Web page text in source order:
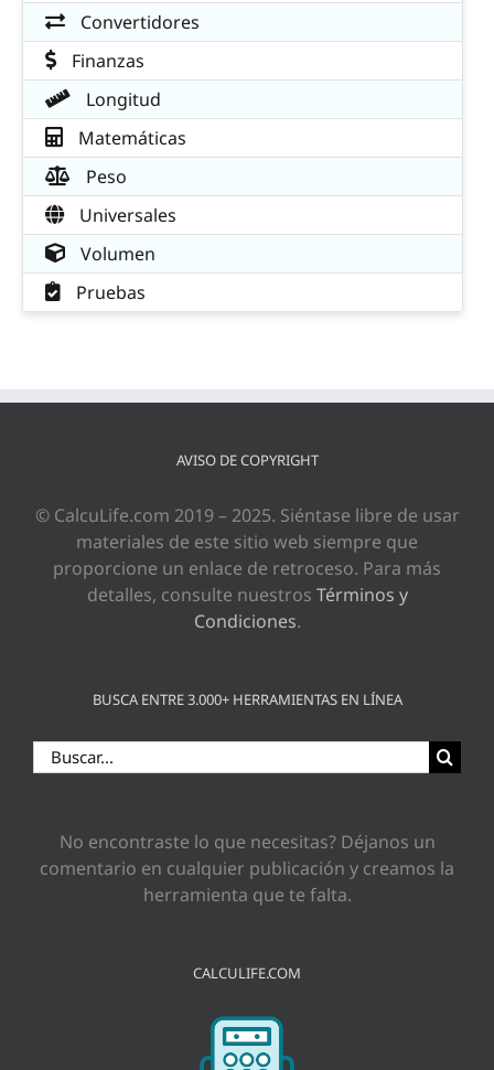
Convertidores
Finanzas
Longitud
Matemáticas
Peso
Universales
Volumen
Pruebas
AVISO DE COPYRIGHT
© CalcuLife.com 2019 – 2025. Siéntase libre de usar
materiales de este sitio web siempre que
proporcione un enlace de retroceso. Para más
detalles, consulte nuestros Términos y
Condiciones.
BUSCA ENTRE 3.000+ HERRAMIENTAS EN LÍNEA
Buscar:
No encontraste lo que necesitas? Déjanos un
comentario en cualquier publicación y creamos la
herramienta que te falta.
CALCULIFE.COM